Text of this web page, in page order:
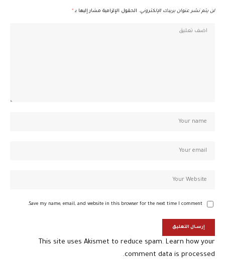
لن يتم نشر عنوان بريدك الإلكتروني. الحقول الإلزامية مشار إليها بـ *
Save my name, email, and website in this browser for the next time I comment.
This site uses Akismet to reduce spam. Learn how your
comment data is processed.